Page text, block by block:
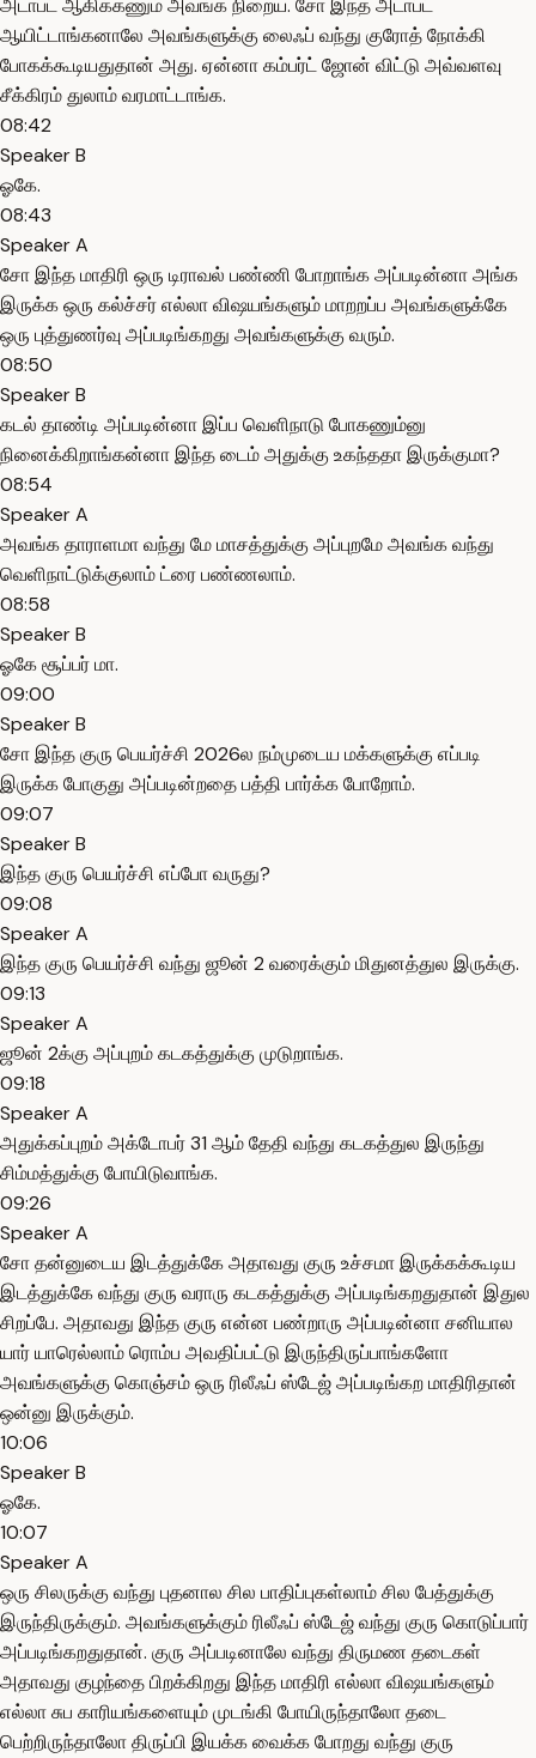
அடாப்ட் ஆகிக்கணும் அவங்க நிறைய. சோ இந்த அடாப்ட்
ஆயிட்டாங்கனாலே அவங்களுக்கு லைஃப் வந்து குரோத் நோக்கி
போகக்கூடியதுதான் அது. ஏன்னா கம்பர்ட் ஜோன் விட்டு அவ்வளவு
சீக்கிரம் துலாம் வரமாட்டாங்க.
08:42
Speaker B
ஓகே.
08:43
Speaker A
சோ இந்த மாதிரி ஒரு டிராவல் பண்ணி போறாங்க அப்படின்னா அங்க
இருக்க ஒரு கல்ச்சர் எல்லா விஷயங்களும் மாறறப்ப அவங்களுக்கே
ஒரு புத்துணர்வு அப்படிங்கறது அவங்களுக்கு வரும்.
08:50
Speaker B
கடல் தாண்டி அப்படின்னா இப்ப வெளிநாடு போகணும்னு
நினைக்கிறாங்கன்னா இந்த டைம் அதுக்கு உகந்ததா இருக்குமா?
08:54
Speaker A
அவங்க தாராளமா வந்து மே மாசத்துக்கு அப்புறமே அவங்க வந்து
வெளிநாட்டுக்குலாம் ட்ரை பண்ணலாம்.
08:58
Speaker B
ஓகே சூப்பர் மா.
09:00
Speaker B
சோ இந்த குரு பெயர்ச்சி 2026ல நம்முடைய மக்களுக்கு எப்படி
இருக்க போகுது அப்படின்றதை பத்தி பார்க்க போறோம்.
09:07
Speaker B
இந்த குரு பெயர்ச்சி எப்போ வருது?
09:08
Speaker A
இந்த குரு பெயர்ச்சி வந்து ஜூன் 2 வரைக்கும் மிதுனத்துல இருக்கு.
09:13
Speaker A
ஜூன் 2க்கு அப்புறம் கடகத்துக்கு முடுறாங்க.
09:18
Speaker A
அதுக்கப்புறம் அக்டோபர் 31 ஆம் தேதி வந்து கடகத்துல இருந்து
சிம்மத்துக்கு போயிடுவாங்க.
09:26
Speaker A
சோ தன்னுடைய இடத்துக்கே அதாவது குரு உச்சமா இருக்கக்கூடிய
இடத்துக்கே வந்து குரு வராரு கடகத்துக்கு அப்படிங்கறதுதான் இதுல
சிறப்பே. அதாவது இந்த குரு என்ன பண்றாரு அப்படின்னா சனியால
யார் யாரெல்லாம் ரொம்ப அவதிப்பட்டு இருந்திருப்பாங்களோ
அவங்களுக்கு கொஞ்சம் ஒரு ரிலீஃப் ஸ்டேஜ் அப்படிங்கற மாதிரிதான்
ஒன்னு இருக்கும்.
10:06
Speaker B
ஓகே.
10:07
Speaker A
ஒரு சிலருக்கு வந்து புதனால சில பாதிப்புகள்லாம் சில பேத்துக்கு
இருந்திருக்கும். அவங்களுக்கும் ரிலீஃப் ஸ்டேஜ் வந்து குரு கொடுப்பார்
அப்படிங்கறதுதான். குரு அப்படினாலே வந்து திருமண தடைகள்
அதாவது குழந்தை பிறக்கிறது இந்த மாதிரி எல்லா விஷயங்களும்
எல்லா சுப காரியங்களையும் முடங்கி போயிருந்தாலோ தடை
பெற்றிருந்தாலோ திருப்பி இயக்க வைக்க போறது வந்து குரு